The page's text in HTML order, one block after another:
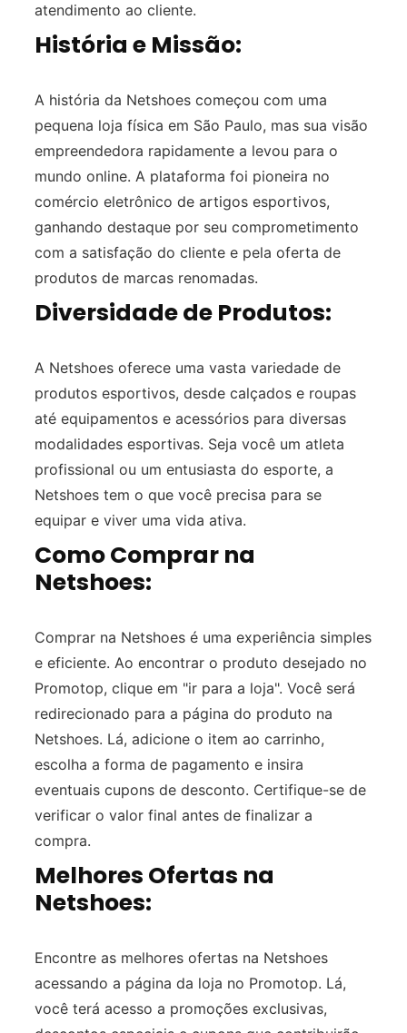
atendimento ao cliente.
História e Missão:
A história da Netshoes começou com uma
pequena loja física em São Paulo, mas sua visão
empreendedora rapidamente a levou para o
mundo online. A plataforma foi pioneira no
comércio eletrônico de artigos esportivos,
ganhando destaque por seu comprometimento
com a satisfação do cliente e pela oferta de
produtos de marcas renomadas.
Diversidade de Produtos:
A Netshoes oferece uma vasta variedade de
produtos esportivos, desde calçados e roupas
até equipamentos e acessórios para diversas
modalidades esportivas. Seja você um atleta
profissional ou um entusiasta do esporte, a
Netshoes tem o que você precisa para se
equipar e viver uma vida ativa.
Como Comprar na
Netshoes:
Comprar na Netshoes é uma experiência simples
e eficiente. Ao encontrar o produto desejado no
Promotop, clique em "ir para a loja". Você será
redirecionado para a página do produto na
Netshoes. Lá, adicione o item ao carrinho,
escolha a forma de pagamento e insira
eventuais cupons de desconto. Certifique-se de
verificar o valor final antes de finalizar a
compra.
Melhores Ofertas na
Netshoes:
Encontre as melhores ofertas na Netshoes
acessando a página da loja no Promotop. Lá,
você terá acesso a promoções exclusivas,